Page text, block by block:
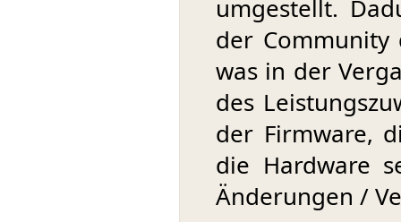
umgestellt.
der
was in der
des
der Firmware,
die Hardware
Änderungen /